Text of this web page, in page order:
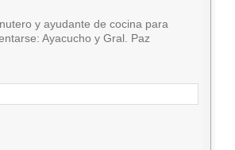
y ayudante de cocina para
Ayacucho y Gral. Paz